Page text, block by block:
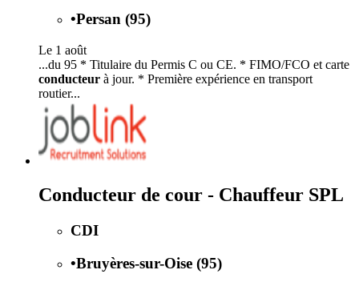
•Persan (95)
Le 1 août
...du 95 * Titulaire du Permis C ou CE. * FIMO/FCO et carte
conducteur à jour. * Première expérience en transport
routier...
Conducteur de cour - Chauffeur SPL
CDI
•Bruyères-sur-Oise (95)